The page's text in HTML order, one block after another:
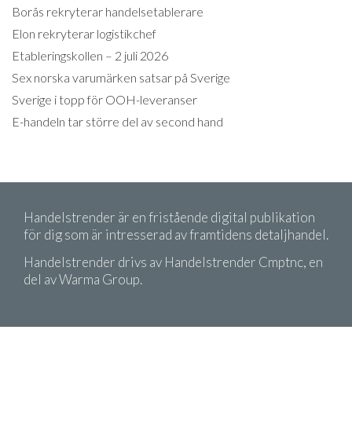
Borås rekryterar handelsetablerare
Elon rekryterar logistikchef
Etableringskollen – 2 juli 2026
Sex norska varumärken satsar på Sverige
Sverige i topp för OOH-leveranser
E-handeln tar större del av second hand
Handelstrender är en fristående digital publikation
för dig som är intresserad av framtidens detaljhandel.
Handelstrender drivs av Handelstrender Cmptnc, en
del av Warma Group.